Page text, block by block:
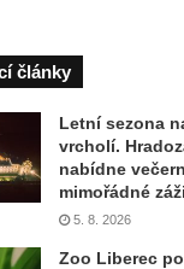
články
Letní sezona
vrcholí.
nabídne
mimořádné
5. 8. 2026
Zoo Liberec